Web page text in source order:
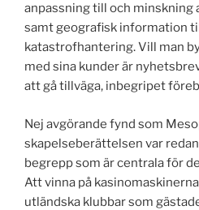
anpassning till och
samt geografisk information
katastrofhantering. Vill man
med sina kunder är
att gå tillväga, inbegripet
Nej avgörande fynd som
skapelseberättelsen var
begrepp som är centrala för
Att vinna på
utländska klubbar som